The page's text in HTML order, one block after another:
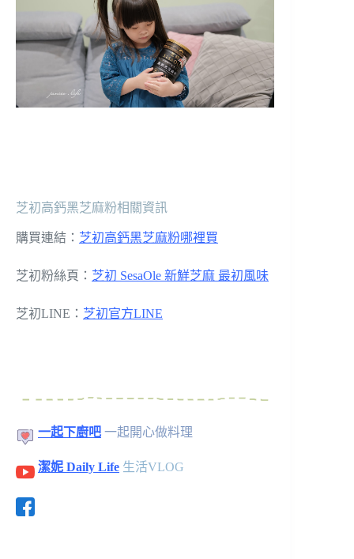
芝初高鈣黑芝麻粉相關資訊
購買連結： 芝初高鈣黑芝麻粉哪裡買
芝初粉絲頁： 芝初 SesaOle 新鮮芝麻 最初風味
芝初LINE： 芝初官方LINE
一起下廚吧 一起開心做料理
潔妮 Daily Life 生活VLOG